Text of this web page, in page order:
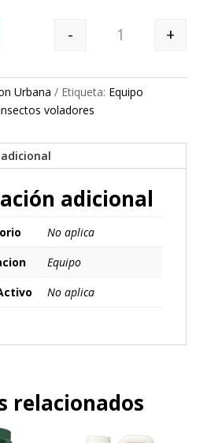
Quantity
- +
Urbana Etiqueta: Equipo
voladores
adicional
No aplica
Equipo
No aplica
relacionados